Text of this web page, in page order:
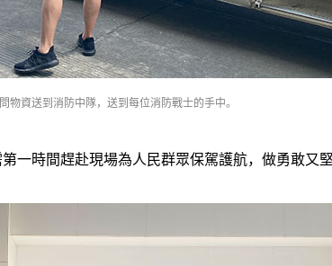
物資送到消防中隊，送到每位消防戰士的手中。
時間趕赴現場為人民群眾保駕護航，做勇敢又堅